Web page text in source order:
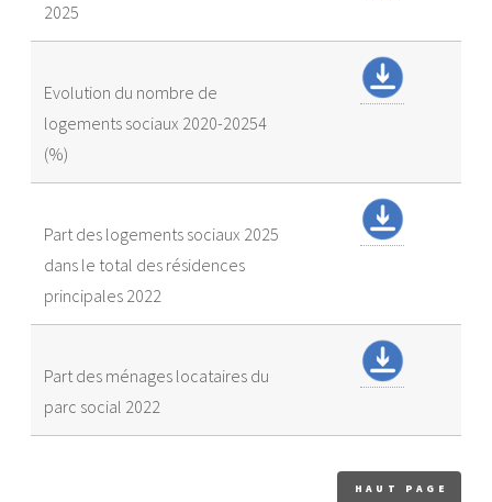
2025
Evolution du nombre de
logements sociaux 2020-20254
(%)
Part des logements sociaux 2025
dans le total des résidences
principales 2022
Part des ménages locataires du
parc social 2022
HAUT PAGE